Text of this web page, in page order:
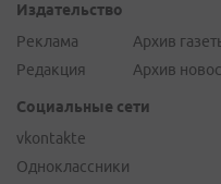
Издательство
Реклама
Редакция
Архив
Архив
Социальные сети
vkontakte
Одноклассники